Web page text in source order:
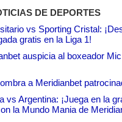
DE DEPORTES
vs Sporting Cristal:
gratis en la Liga 1!
auspicia al boxeador
a Meridianbet
vs Argentina: ¡Juega en la
la Mundo Mania de